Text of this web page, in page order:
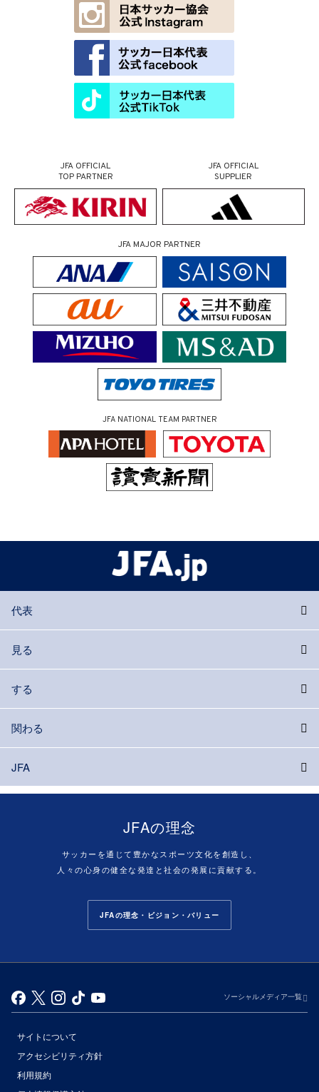
JFA OFFICIAL
TOP PARTNER
JFA OFFICIAL
SUPPLIER
JFA MAJOR PARTNER
JFA NATIONAL TEAM PARTNER
代表
見る
する
関わる
JFA
JFAの理念
サッカーを通じて豊かなスポーツ文化を創造し、
人々の心身の健全な発達と社会の発展に貢献する。
JFAの理念・ビジョン・バリュー
ソーシャルメディア一覧
サイトについて
アクセシビリティ方針
利用規約